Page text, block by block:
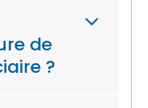
de
?